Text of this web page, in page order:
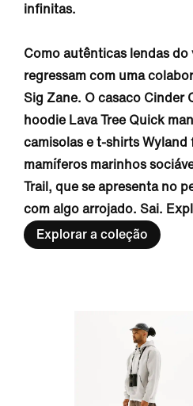
infinitas.
Como autênticas lendas do
regressam com uma
Sig Zane. O casaco Cinder
hoodie Lava Tree Quick
camisolas e t-shirts Wyland
mamíferos marinhos
Trail, que se apresenta no
com algo arrojado. Sai.
Explorar a coleção